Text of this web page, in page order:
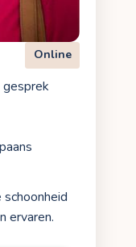
Online
ervaren.